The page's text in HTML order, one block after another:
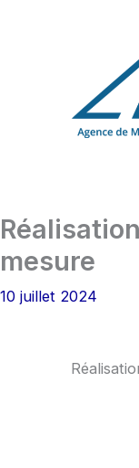
mesure
10 juillet 2024